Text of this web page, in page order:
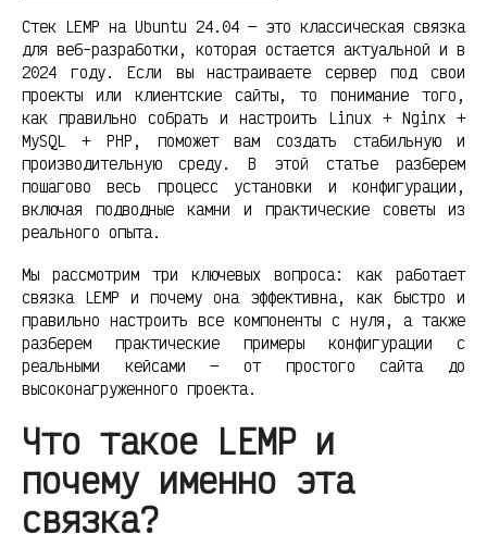
Стек LEMP на Ubuntu 24.04 — это классическая связка
для веб-разработки, которая остается актуальной и в
2024 году. Если вы настраиваете сервер под свои
проекты или клиентские сайты, то понимание того,
как правильно собрать и настроить Linux + Nginx +
MySQL + PHP, поможет вам создать стабильную и
производительную среду. В этой статье разберем
пошагово весь процесс установки и конфигурации,
включая подводные камни и практические советы из
реального опыта.
Мы рассмотрим три ключевых вопроса: как работает
связка LEMP и почему она эффективна, как быстро и
правильно настроить все компоненты с нуля, а также
разберем практические примеры конфигурации с
реальными кейсами — от простого сайта до
высоконагруженного проекта.
Что такое LEMP и
почему именно эта
связка?